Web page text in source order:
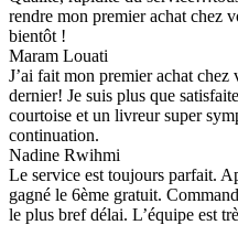
rendre mon premier achat chez
bientôt !
Maram Louati
J’ai fait mon premier achat chez
dernier! Je suis plus que
courtoise et un livreur super
continuation.
Nadine Rwihmi
Le service est toujours parfait.
gagné le 6ème gratuit.
le plus bref délai. L’équipe est